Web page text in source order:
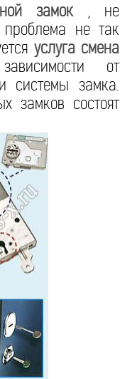
замок , не
проблема не так
услуга смена
от
системы замка.
замков состоят